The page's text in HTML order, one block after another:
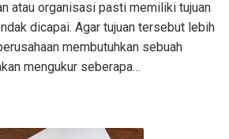
atau organisasi pasti memiliki tujuan
dicapai. Agar tujuan tersebut lebih
membutuhkan sebuah
mengukur seberapa…